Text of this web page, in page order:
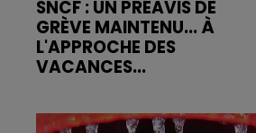
SNCF : UN PRÉAVIS DE
GRÈVE MAINTENU... À
L'APPROCHE DES
VACANCES...